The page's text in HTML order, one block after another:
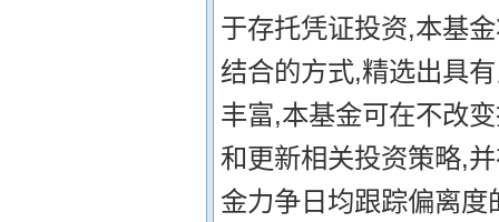
于存托凭证投资,本基
结合的方式,精选出具
丰富,本基金可在不改
和更新相关投资策略,
金力争日均跟踪偏离